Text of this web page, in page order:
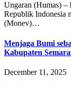
Ungaran (Humas) –
Republik Indonesia
(Monev)…
Menjaga Bumi
Kabupaten
December 11, 2025